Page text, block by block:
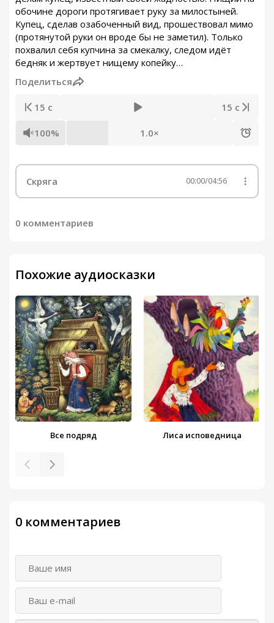
обочине дороги протягивает руку за милостыней.
Купец, сделав озабоченный вид, прошествовал мимо
(протянутой руки он вроде бы не заметил). Только
похвалил себя купчина за смекалку, следом идёт
бедняк и жертвует нищему копейку…
Поделиться
15 с 15 с
100% 1.0×
Скряга 00:00/04:56
0 комментариев
Похожие аудиосказки
Все подряд Лиса исповедница
0 комментариев